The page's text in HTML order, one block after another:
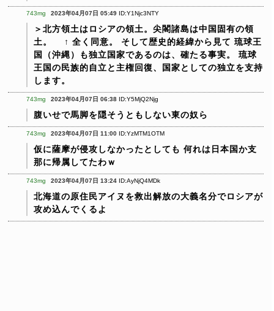
743mg 2023年04月07日 05:49 ID:Y1Njc3NTY
＞北方領土はロシアの領土。尖閣諸島は中国固有の領
土。
↑ 全く同意。 そして歴史的経緯から見て 琉球王
国（沖縄）も独立国家であるのは、確たる事実。
琉球
王国の民族的自立と主権回復、国家としての独立を支持
します。
743mg 2023年04月07日 06:38 ID:Y5MjQ2Njg
腹いせで馬脚を隠そうともしない東の奴ら
743mg 2023年04月07日 11:00 ID:YzMTM1OTM
仮に薩摩が侵攻しなかったとしても 何れは日本国か支
那に帰属してたわｗ
743mg 2023年04月07日 13:24 ID:AyNjQ4MDk
北海道の原住民アイヌを救出解放の大義名分でロシアが
攻め込んでくるよ